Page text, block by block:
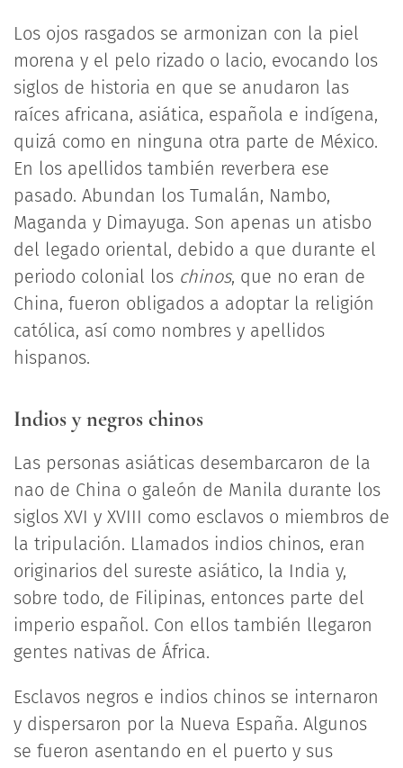
Los ojos rasgados se armonizan con la piel
morena y el pelo rizado o lacio, evocando los
siglos de historia en que se anudaron las
raíces africana, asiática, española e indígena,
quizá como en ninguna otra parte de México.
En los apellidos también reverbera ese
pasado. Abundan los Tumalán, Nambo,
Maganda y Dimayuga. Son apenas un atisbo
del legado oriental, debido a que durante el
periodo colonial los chinos, que no eran de
China, fueron obligados a adoptar la religión
católica, así como nombres y apellidos
hispanos.
Indios y negros chinos
Las personas asiáticas desembarcaron de la
nao de China o galeón de Manila durante los
siglos XVI y XVIII como esclavos o miembros de
la tripulación. Llamados indios chinos, eran
originarios del sureste asiático, la India y,
sobre todo, de Filipinas, entonces parte del
imperio español. Con ellos también llegaron
gentes nativas de África.
Esclavos negros e indios chinos se internaron
y dispersaron por la Nueva España. Algunos
se fueron asentando en el puerto y sus